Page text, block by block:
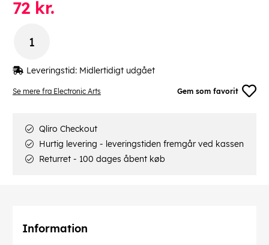
Se mere fra Electronic Arts Gem som favorit
72 kr.
Leveringstid: Midlertidigt udgået
Qliro Checkout
Hurtig levering - leveringstiden fremgår ved kassen
Returret - 100 dages åbent køb
Information